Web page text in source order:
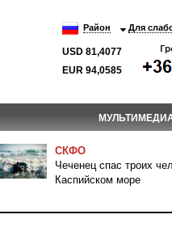
Район Для
USD 81,4077
EUR 94,0585
СКФО
Чеченец спас троих
Каспийском море